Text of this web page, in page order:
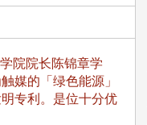
院院长陈锦章学
媒的「绿色能源」
专利。是位十分优
)
任跨业合作协进会第2